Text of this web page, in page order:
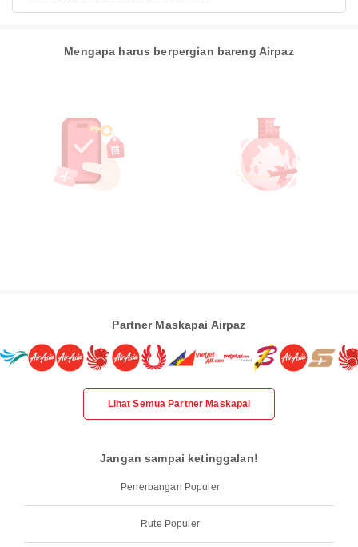
Mengapa harus berpergian bareng Airpaz
Partner Maskapai Airpaz
Lihat Semua Partner Maskapai
Jangan sampai ketinggalan!
Penerbangan Populer
Rute Populer